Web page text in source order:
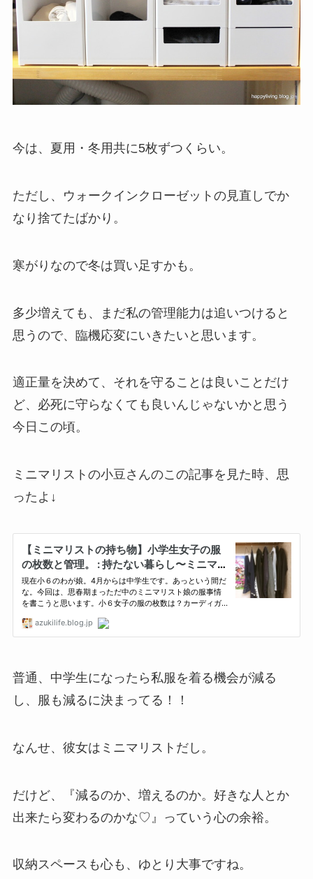
今は、夏用・冬用共に5枚ずつくらい。
ただし、ウォークインクローゼットの見直しでか
なり捨てたばかり。
寒がりなので冬は買い足すかも。
多少増えても、まだ私の管理能力は追いつけると
思うので、臨機応変にいきたいと思います。
適正量を決めて、それを守ることは良いことだけ
ど、必死に守らなくても良いんじゃないかと思う
今日この頃。
ミニマリストの小豆さんのこの記事を見た時、思
ったよ↓
普通、中学生になったら私服を着る機会が減る
し、服も減るに決まってる！！
なんせ、彼女はミニマリストだし。
だけど、『減るのか、増えるのか。好きな人とか
出来たら変わるのかな♡』っていう心の余裕。
収納スペースも心も、ゆとり大事ですね。